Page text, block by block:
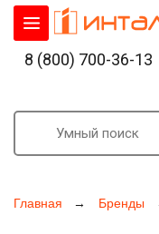
Главная Бренды
8 (800) 700-36-13